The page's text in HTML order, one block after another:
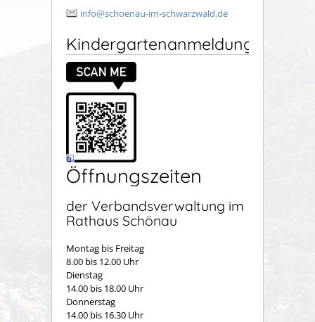
info@schoenau-im-schwarzwald.de
Kindergartenanmeldung
Öffnungszeiten
der Verbandsverwaltung im
Rathaus Schönau
Montag bis Freitag
8.00 bis 12.00 Uhr
Dienstag
14.00 bis 18.00 Uhr
Donnerstag
14.00 bis 16.30 Uhr